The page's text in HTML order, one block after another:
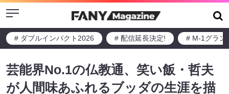
Menu
# ダブルインパクト2026 # 配信延長決定! # M-1グラン
芸能界No.1の仏教通、笑い飯・哲夫
が人間味あふれるブッダの生涯を描